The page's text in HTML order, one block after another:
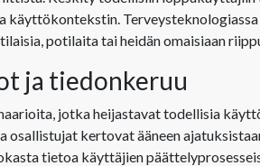
käyttökontekstin.
potilaita tai heidän omaisiaan
ja tiedonkeruu
jotka heijastavat todellisia
osallistujat kertovat ääneen
tietoa käyttäjien